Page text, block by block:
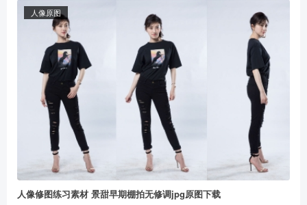
人像原图
人像修图练习素材 景甜早期棚拍无修调jpg原图下载